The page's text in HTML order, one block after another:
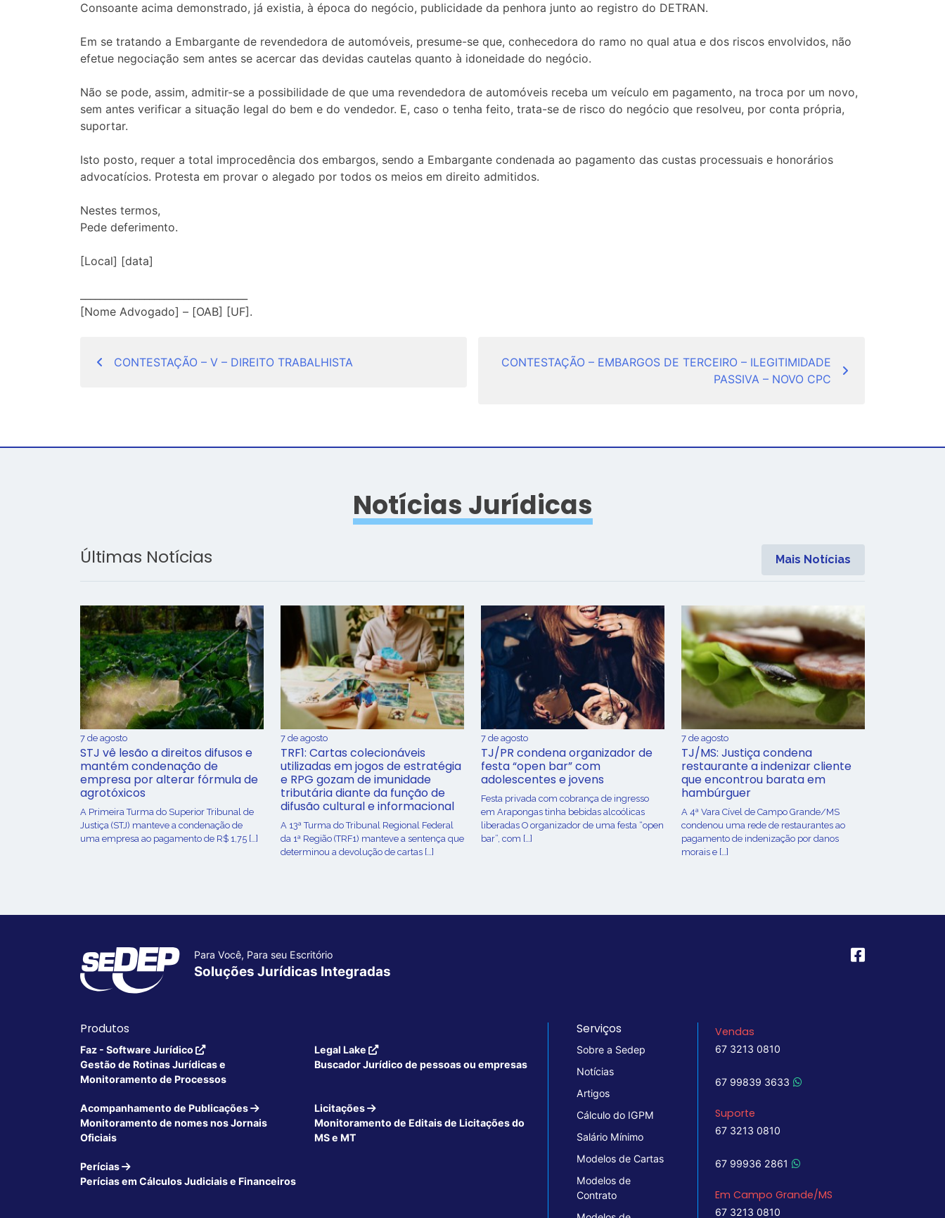
Consoante acima demonstrado, já existia, à época do negócio, publicidade da penhora junto ao registro do DETRAN.
Em se tratando a Embargante de revendedora de automóveis, presume-se que, conhecedora do ramo no qual atua e dos riscos envolvidos, não
efetue negociação sem antes se acercar das devidas cautelas quanto à idoneidade do negócio.
Não se pode, assim, admitir-se a possibilidade de que uma revendedora de automóveis receba um veículo em pagamento, na troca por um novo,
sem antes verificar a situação legal do bem e do vendedor. E, caso o tenha feito, trata-se de risco do negócio que resolveu, por conta própria,
suportar.
Isto posto, requer a total improcedência dos embargos, sendo a Embargante condenada ao pagamento das custas processuais e honorários
advocatícios. Protesta em provar o alegado por todos os meios em direito admitidos.
Nestes termos,
Pede deferimento.
[Local] [data]
[Nome Advogado] – [OAB] [UF].
Navegação
de
CONTESTAÇÃO – V – DIREITO TRABALHISTA
CONTESTAÇÃO – EMBARGOS DE TERCEIRO – ILEGITIMIDADE
PASSIVA – NOVO CPC
Notícias Jurídicas
Últimas Notícias Mais Notícias
7 de agosto
STJ vê lesão a direitos difusos e
mantém condenação de
empresa por alterar fórmula de
agrotóxicos
​A Primeira Turma do Superior Tribunal de
Justiça (STJ) manteve a condenação de
uma empresa ao pagamento de R$ 1,75 […]
7 de agosto
TRF1: Cartas colecionáveis
utilizadas em jogos de estratégia
e RPG gozam de imunidade
tributária diante da função de
difusão cultural e informacional
A 13ª Turma do Tribunal Regional Federal
da 1ª Região (TRF1) manteve a sentença que
determinou a devolução de cartas […]
7 de agosto
TJ/PR condena organizador de
festa “open bar” com
adolescentes e jovens
Festa privada com cobrança de ingresso
em Arapongas tinha bebidas alcoólicas
liberadas O organizador de uma festa “open
bar”, com […]
7 de agosto
TJ/MS: Justiça condena
restaurante a indenizar cliente
que encontrou barata em
hambúrguer
A 4ª Vara Cível de Campo Grande/MS
condenou uma rede de restaurantes ao
pagamento de indenização por danos
morais e […]
Para Você, Para seu Escritório
Soluções Jurídicas Integradas
Produtos
Faz - Software Jurídico
Gestão de Rotinas Jurídicas e
Monitoramento de Processos
Legal Lake
Buscador Jurídico de pessoas ou empresas
Acompanhamento de Publicações
Monitoramento de nomes nos Jornais
Oficiais
Licitações
Monitoramento de Editais de Licitações do
MS e MT
Perícias
Perícias em Cálculos Judiciais e Financeiros
Serviços
Sobre a Sedep
Notícias
Artigos
Cálculo do IGPM
Salário Mínimo
Modelos de Cartas
Modelos de
Contrato
Vendas
67 3213 0810
67 99839 3633
Suporte
67 3213 0810
67 99936 2861
Em Campo Grande/MS
67 3213 0810